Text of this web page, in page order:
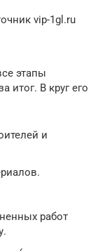
vip-1gl.ru
этапы
итог. В круг его
и
работ